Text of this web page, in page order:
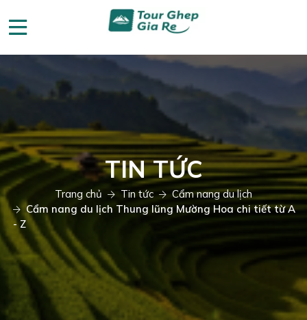
TIN TỨC
Trang chủ Tin tức
Cẩm nang du lịch
Cẩm nang du lịch Thung lũng Mường Hoa chi tiết từ A
- Z